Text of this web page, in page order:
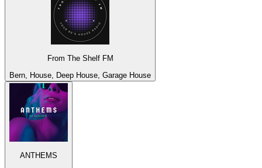
From The Shelf FM
Bern, House, Deep House, Garage House
ANTHEMS